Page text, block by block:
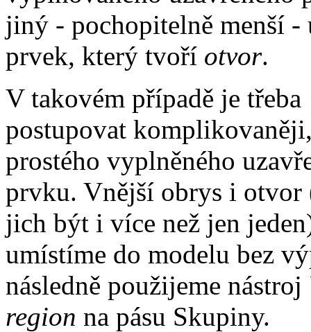
jiný - pochopitelně menší -
prvek, který tvoří otvor.
V takovém případě je třeba
postupovat
prostého vyplněného
prvku. Vnější obrys i otvor
jich být i více než jen
umístíme do modelu bez
následně použijeme nástroj
region na pásu Skupiny.